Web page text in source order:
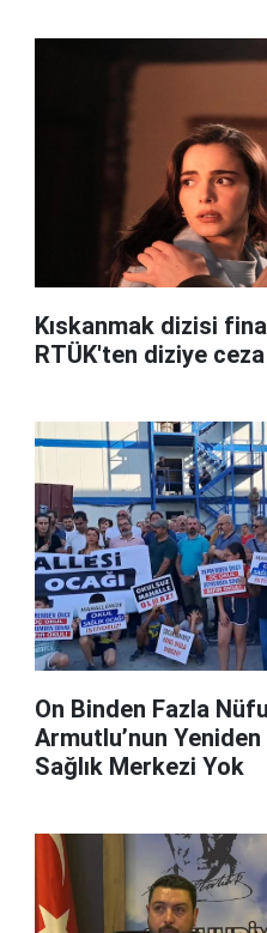
Kıskanmak dizisi
RTÜK'ten diziye ceza
On Binden Fazla
Armutlu’nun
Sağlık Merkezi Yok